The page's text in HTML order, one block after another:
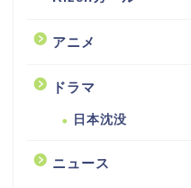
アニメ
ドラマ
日本沈没
ニュース